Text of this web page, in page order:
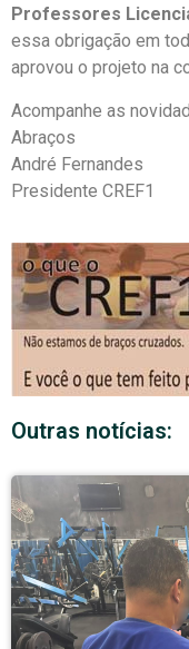
Professores
essa obrigação em
aprovou o projeto na
Acompanhe as
Abraços
André Fernandes
Presidente CREF1
Outras notícias: